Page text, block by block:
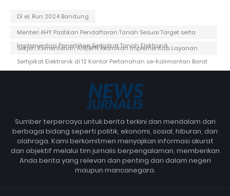
Di eL Run 2024 Bandung
Menteri AHY Pastikan Pendaftaran Tanah Sesuai Target serta
Implementasi Penerbitan Sertipikat Tanah Elektronik
Sekjen Kementerian ATR/BPN Resmikan Implementasi Layanan
Sertipikat Elektronik di 12 Kantor Pertanahan se-Kalimantan Barat
Sumber terpercaya untuk berita terkini dan mendalam dari
berbagai bidang seperti politik, ekonomi, sosial, hiburan, dan
olahraga. Kami berkomitmen menyajikan informasi akurat
dan objektif melalui tim jurnalis berpengalaman, memberikan
Anda berita yang relevan dan penting dari dalam negeri
maupun mancanegara.